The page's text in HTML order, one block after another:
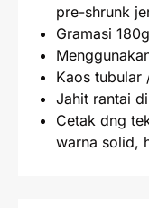
pre-shrunk
Gramasi
Kaos tubular
Jahit rantai
Cetak dng
warna solid,